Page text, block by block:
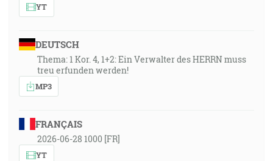
YT
DEUTSCH
Thema: 1 Kor. 4, 1+2: Ein Verwalter des HERRN muss
treu erfunden werden!
MP3
FRANÇAIS
2026-06-28 1000 [FR]
YT